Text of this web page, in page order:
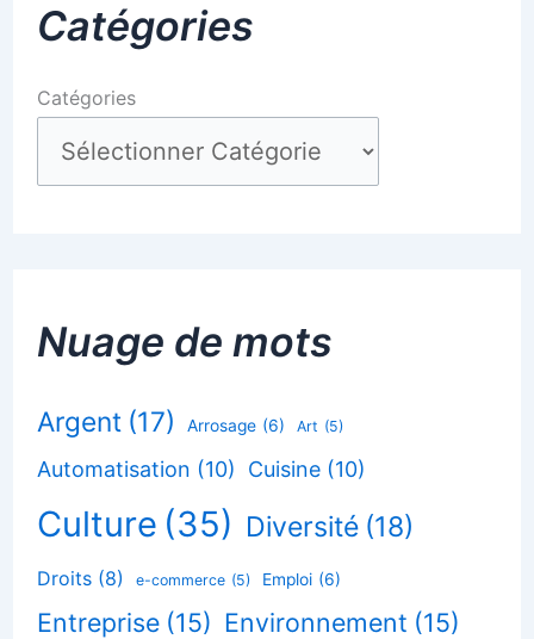
Catégories
Catégories
Nuage de mots
Argent (17) Arrosage (6) Art (5)
Automatisation (10) Cuisine (10)
Culture (35) Diversité (18)
Droits (8) e-commerce (5) Emploi (6)
Entreprise (15) Environnement (15)